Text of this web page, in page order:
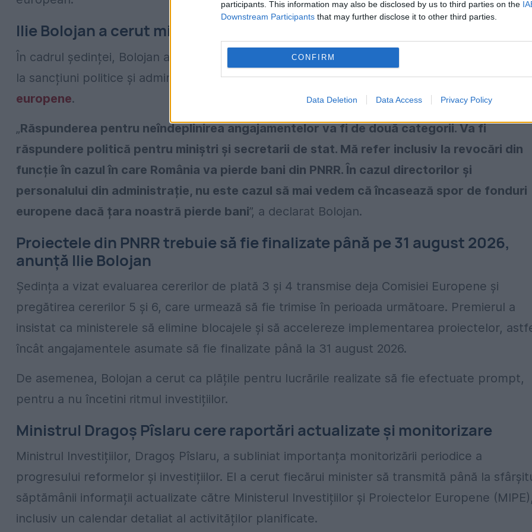
participants. This information may also be disclosed by us to third parties on the
Downstream Participants that may further disclose it to other third parties.
CONFIRM
Data Deletion Data Access Privacy Policy
Ilie Bolojan a cerut miniștrilor să accelereze implementarea PNRR
În cadrul ședinței, Bolojan a transmis că întârzierile în implementarea proiectelor pot
la sancțiuni politice și administrative, inclusiv revocări din funcție, dacă țara pierdefonduri
europene.
„Răspunderea pentru neîndeplinirea angajamentelor va fi de două categorii. Va fi
răspundere politică pentru miniștri și secretarii de stat. Mă refer inclusiv la revocări din
funcție în cazul în care România va pierde bani din PNRR. În cazul directorilor și
personalului din administrație, nu este cazul să mai vedem că încasează spor de fonduri
europene dacă țara noastră pierde bani”, a declarat Bolojan.
Proiectele din PNRR trebuie să fie finalizate până pe 31 august 2026,
anunță Ilie Bolojan
Ședința a vizat evaluarea cererilor de plată 3 și 4 transmise deja Comisiei Europene și
pregătirea cererilor 5 și 6, care urmează să fie trimise în perioada următoare. Premierul a
insistat ca ministerele să elimine blocajele și să accelereze implementarea proiectelor,
încât angajamentele asumate să fie finalizate până la 31 august 2026.
De asemenea, Bolojan a cerut ca plățile pentru lucrările realizate să fie efectuate prompt,
pentru a nu încetini ritmul investițiilor.
Ministrul Dragoș Pîslaru cere raportări actualizate și monitorizare
Ministrul Investițiilor, Dragoș Pîslaru, a subliniat importanța monitorizării periodice a
progresului reformelor și investițiilor. El a cerut fiecărui minister să transmită până la
săptămânii informații actualizate către Ministerul Investițiilor și Proiectelor Europene (MIPE),
inclusiv un calendar detaliat al activităților planificate.